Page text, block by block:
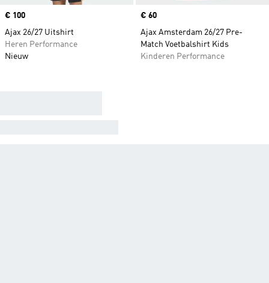
Price
€ 100
Ajax 26/27 Uitshirt
Heren Performance
Nieuw
Price
€ 60
Ajax Amsterdam 26/27 Pre-
Match Voetbalshirt Kids
Kinderen Performance